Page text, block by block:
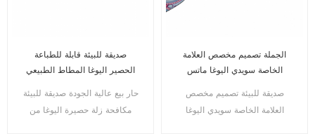
صديقة للبيئة قابلة للطباعة
الحصير اليوغا المطاط الطبيعي
حار بيع عالية الجودة صديقة للبيئة
مكافحة زلة حصيرة اليوغا من
الجملة تصميم مخصص العلامة
الخاصة سويدي اليوغا ماتس
صديقة للبيئة تصميم مخصص
العلامة الخاصة سويدي اليوغا